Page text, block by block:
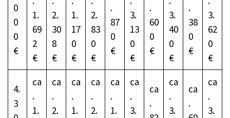
0
0
0
€
1.
69
2
€
2.
30
8
€
1.
17
0
€
2.
83
0
€
.
87
0
€
3.
13
0
€
.
60
0
€
3.
40
0
€
.
38
0
€
3.
62
0
€
4.
3
ca
.
1.
ca
.
2.
ca
.
1.
ca
.
2.
ca
.
1.
ca
.
3.
ca
.
ca
.
3.
ca
.
ca
.
3.